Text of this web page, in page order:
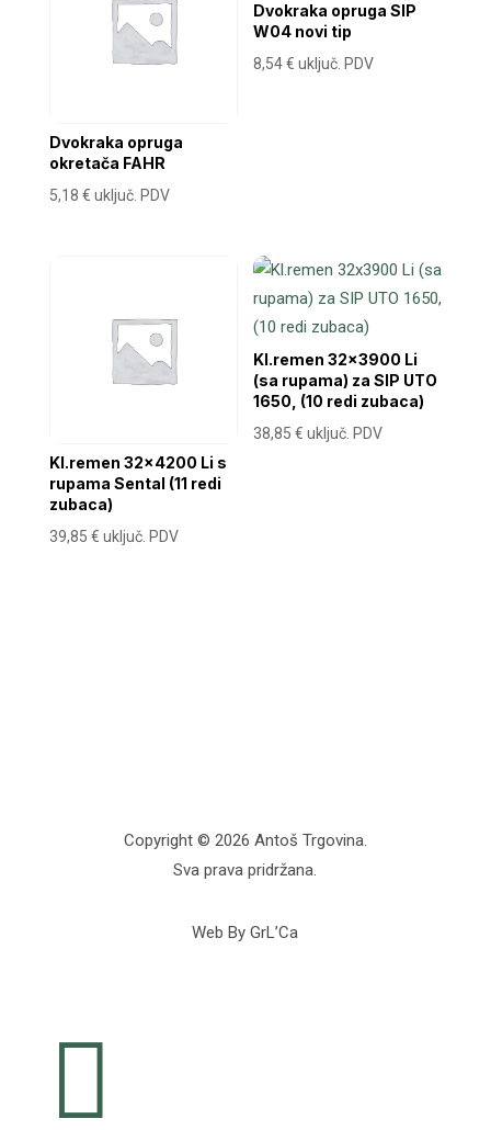
Dvokraka opruga
okretača FAHR
5,18 € uključ. PDV
Dvokraka opruga SIP
W04 novi tip
8,54€ uključ. PDV
Kl.remen 32×4200 Li s
rupama Sental (11 redi
zubaca)
39,85 € uključ. PDV
Kl.remen 32×3900 Li
(sa rupama) za SIP UTO
1650, (10 redi zubaca)
38,85€ uključ. PDV
Copyright © 2026 Antoš Trgovina.
Sva prava pridržana.
Web By GrL’Ca
